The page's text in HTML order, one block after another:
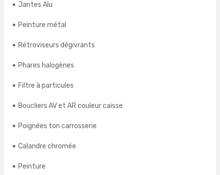
Jantes Alu
Peinture métal
Rétroviseurs dégivrants
Phares halogènes
Filtre à particules
Boucliers AV et AR couleur caisse
Poignées ton carrosserie
Calandre chromée
Peinture